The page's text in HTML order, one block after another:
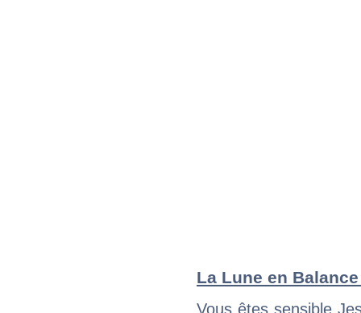
La Lune en
Vous êtes sensible